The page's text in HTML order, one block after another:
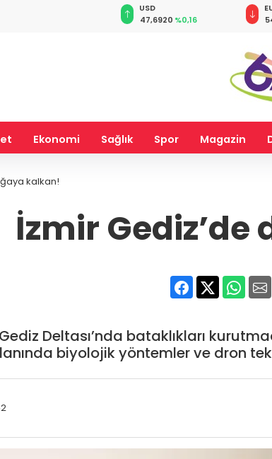
EUR
54,9614%-0,02
Ekonomi Sağlık Spor Magazin
kalkan!
İzmir
Deltası’nda bataklıkları
biyolojik yöntemler ve dron